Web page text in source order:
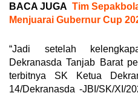
BACA JUGA Tim
Menjuarai Gubernur Cup
“Jadi setelah
Dekranasda Tanjab Barat
terbitnya SK Ketua
14/Dekranasda -JBI/SK/XI/